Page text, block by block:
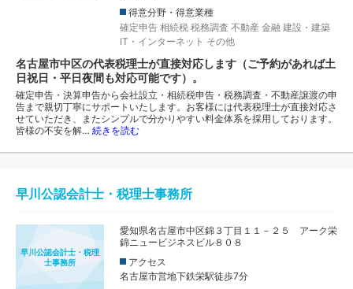
得意分野・得意業種
確定申告 相続税 税務調査 不動産 金融 建設・建築
IT・インターネット その他
名古屋市中区の代表税理士が直接対応します（ご予約があれば土
日祝日・平日夜間も対応可能です）。
確定申告・決算申告から会社設立・相続税申告・税務調査・不動産譲渡の申
告まで親切丁寧にサポートいたします。お客様には代表税理士が直接対応さ
せていただき、またシンプルで分かりやすい料金体系を採用しております。
皆様の不安を解… 続きを読む
早川公認会計士・税理士事務所
早川公認会計士・税理
士事務所
愛知県名古屋市中区錦３丁目１１－２５ アーク栄
錦ニュービジネスビル８０８
アクセス
名古屋市営地下鉄栄駅徒歩7分